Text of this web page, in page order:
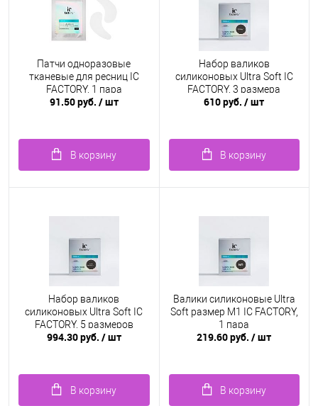
Патчи одноразовые
тканевые для ресниц IC
FACTORY, 1 пара
91.50 руб. / шт
В корзину
Набор валиков
силиконовых Ultra Soft IC
FACTORY, 3 размера
610 руб./ шт
В корзину
Набор валиков
силиконовых Ultra Soft IC
FACTORY, 5 размеров
994.30 руб. / шт
В корзину
Валики силиконовые Ultra
Soft размер M1 IC FACTORY,
1 пара
219.60 руб./ шт
В корзину